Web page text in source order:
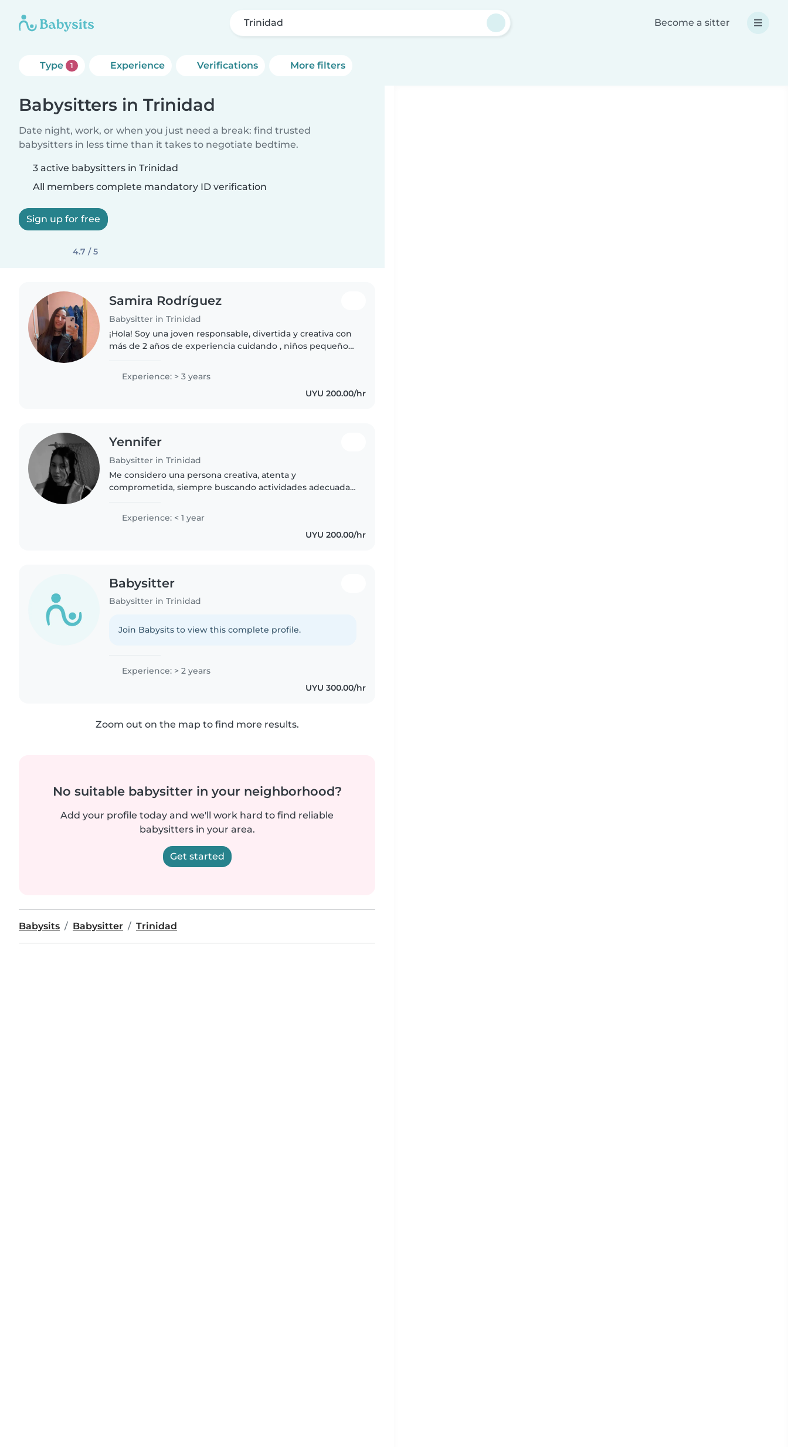
Trinidad Become a sitter
Type 1 Experience Verifications More filters
Babysitters in Trinidad
Date night, work, or when you just need a break: find trusted
babysitters in less time than it takes to negotiate bedtime.
3 active babysitters in Trinidad
All members complete mandatory ID verification
Sign up for free
4.7 / 5
Samira Rodríguez
Babysitter in Trinidad
¡Hola! Soy una joven responsable, divertida y creativa con
más de 2 años de experiencia cuidando , niños pequeños
meses .Me encanta..
Experience: > 3 years
UYU 200.00/hr
Yennifer
Babysitter in Trinidad
Me considero una persona creativa, atenta y
comprometida, siempre buscando actividades adecuadas
Experience: < 1 year
UYU 200.00/hr
Babysitter
Babysitter in Trinidad
Join Babysits to view this complete profile.
Experience: > 2 years
UYU 300.00/hr
Zoom out on the map to find more results.
No suitable babysitter in your neighborhood?
Add your profile today and we'll work hard to find reliable
babysitters in your area.
Get started
Babysits Babysitter Trinidad